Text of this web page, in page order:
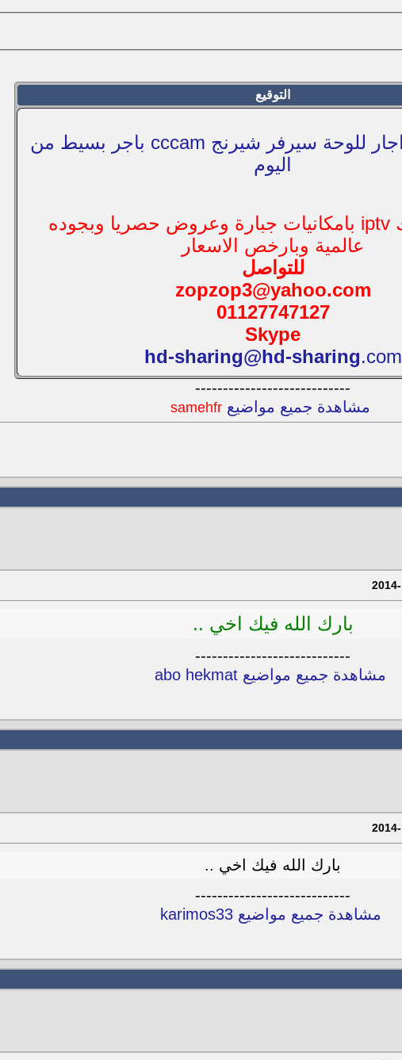
التوقيع
من يرغب في اجار للوحة سيرفر شيرنج cccam باجر بسيط من
اليوم
يوجد اشتراك iptv بامكانيات جبارة وعروض حصريا وبجوده
عالمية وبارخص الاسعار
للتواصل
zopzop3@yahoo.com
01127747127
Skype
hd-sharing@hd-sharing.com
----------------------------
مشاهدة جميع مواضيع samehfr
بارك الله فيك اخي ..
----------------------------
مشاهدة جميع مواضيع abo hekmat
بارك الله فيك اخي ..
----------------------------
مشاهدة جميع مواضيع karimos33